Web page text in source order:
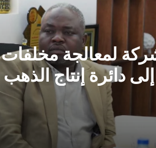
المعدنية: دخول 33 شركة لمعالجة مخلفات
دائرة إنتاج الذهب